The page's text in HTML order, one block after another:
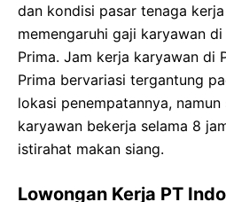
dan kondisi pasar tenaga
memengaruhi gaji karyawan
Prima. Jam kerja karyawan di
Prima bervariasi tergantung
lokasi penempatannya, namun
karyawan bekerja selama 8
istirahat makan siang.
Lowongan Kerja PT